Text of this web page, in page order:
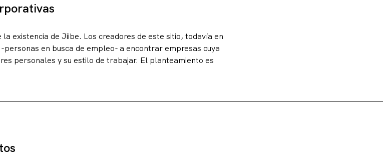
existencia de Jiibe. Los creadores de este sitio, todavía en
personas en busca de empleo- a encontrar empresas cuya
personales y su estilo de trabajar. El planteamiento es